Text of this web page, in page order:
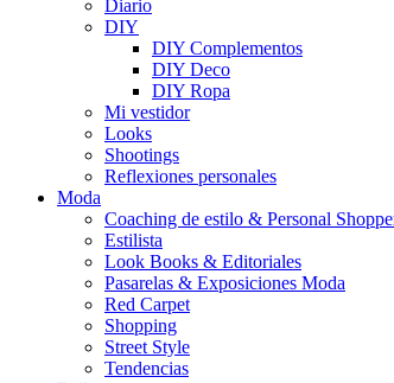
Diario
DIY
DIY Complementos
DIY Deco
DIY Ropa
Mi vestidor
Looks
Shootings
Reflexiones personales
Moda
Coaching de estilo & Personal
Estilista
Look Books & Editoriales
Pasarelas & Exposiciones Moda
Red Carpet
Shopping
Street Style
Tendencias